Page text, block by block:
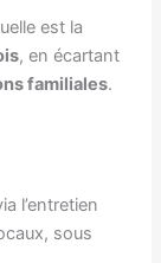
est la
, en écartant
familiales.
l’entretien
sous